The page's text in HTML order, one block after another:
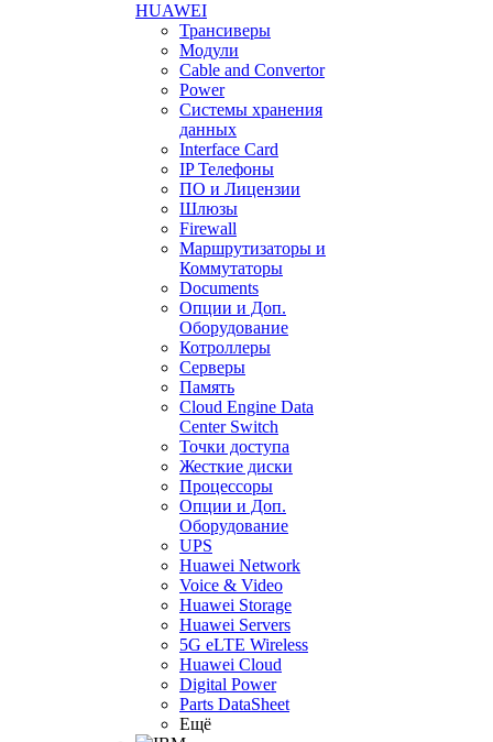
HUAWEI
Трансиверы
Модули
Cable and Convertor
Power
Системы хранения
данных
Interface Card
IP Телефоны
ПО и Лицензии
Шлюзы
Firewall
Маршрутизаторы и
Коммутаторы
Documents
Опции и Доп.
Оборудование
Котроллеры
Серверы
Память
Cloud Engine Data
Center Switch
Точки доступа
Жесткие диски
Процессоры
Опции и Доп.
Оборудование
UPS
Huawei Network
Voice & Video
Huawei Storage
Huawei Servers
5G eLTE Wireless
Huawei Cloud
Digital Power
Parts DataSheet
Ещё